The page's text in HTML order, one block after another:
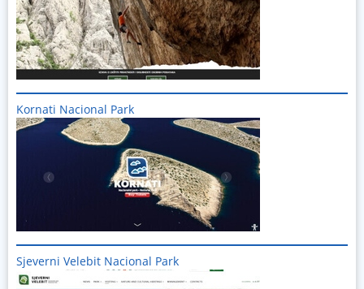
Kornati Nacional Park
Imagine
Sjeverni Velebit Nacional Park
Imagine